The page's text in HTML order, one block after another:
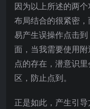
因为以上所述的两
布局结合的很紧密
易产生误操作点击
面，当我需要使用
点的存在，潜意识
区，防止点到。
正是如此，产生引